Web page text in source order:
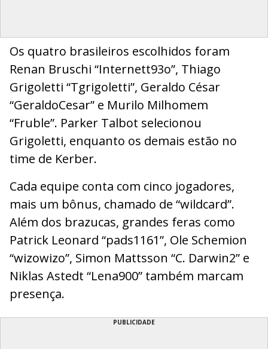
Os quatro brasileiros escolhidos foram
Renan Bruschi “Internett93o”, Thiago
Grigoletti “Tgrigoletti”, Geraldo César
“GeraldoCesar” e Murilo Milhomem
“Fruble”. Parker Talbot selecionou
Grigoletti, enquanto os demais estão no
time de Kerber.
Cada equipe conta com cinco jogadores,
mais um bônus, chamado de “wildcard”.
Além dos brazucas, grandes feras como
Patrick Leonard “pads1161”, Ole Schemion
“wizowizo”, Simon Mattsson “C. Darwin2” e
Niklas Astedt “Lena900” também marcam
presença.
PUBLICIDADE